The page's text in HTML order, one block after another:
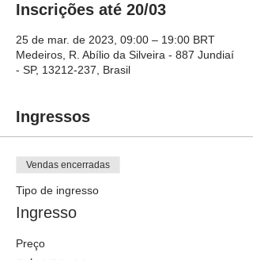
Inscrições até 20/03
25 de mar. de 2023, 09:00 – 19:00 BRT
Medeiros, R. Abílio da Silveira - 887 Jundiaí
- SP, 13212-237, Brasil
Ingressos
Vendas encerradas
Tipo de ingresso
Ingresso
Preço